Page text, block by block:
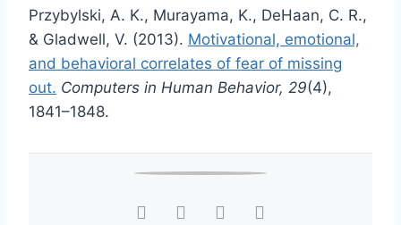
Przybylski, A. K., Murayama, K., DeHaan, C. R.,
& Gladwell, V. (2013). Motivational, emotional,
and behavioral correlates of fear of missing
out. Computers in Human Behavior, 29(4),
1841–1848.